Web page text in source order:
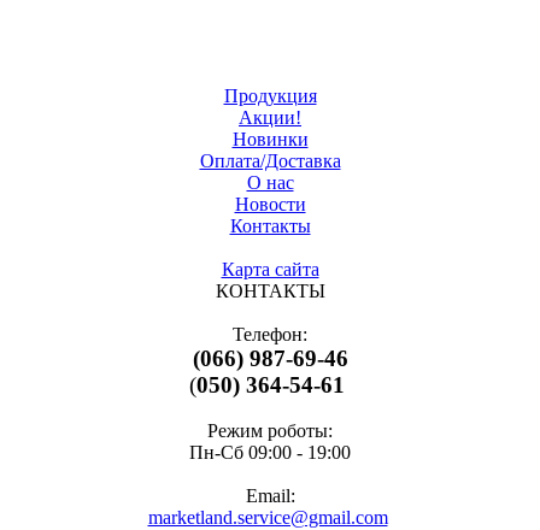
Продукция
Акции!
Новинки
Оплата/Доставка
О нас
Новости
Контакты
Карта сайта
КОНТАКТЫ
Телефон:
(066) 987-69-46
(050) 364-54-61
Режим роботы:
Пн-Cб 09:00 - 19:00
Email:
marketland.service@gmail.com